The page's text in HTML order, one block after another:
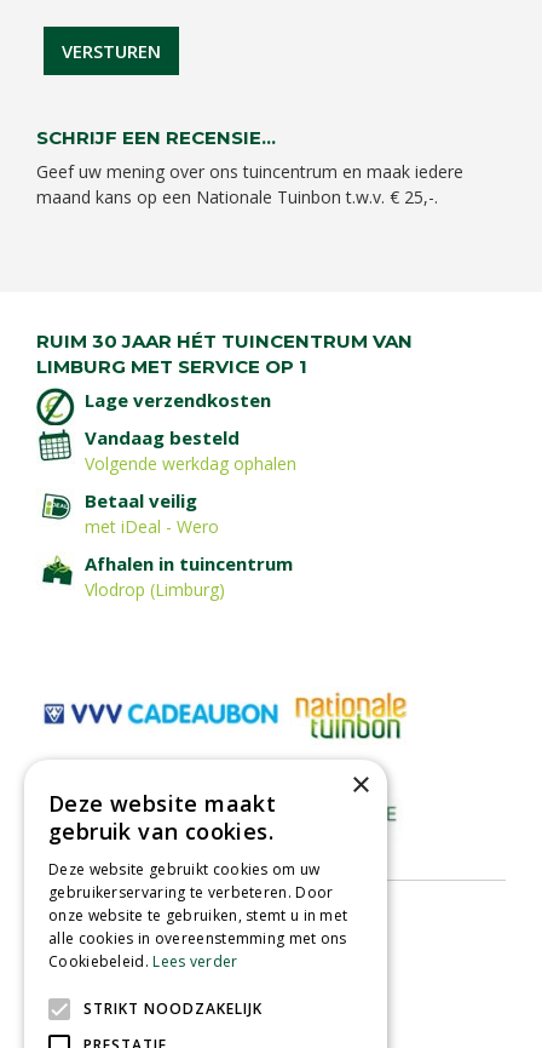
SCHRIJF EEN RECENSIE...
Geef uw mening over ons tuincentrum en maak iedere
maand kans op een Nationale Tuinbon t.w.v. € 25,-.
RUIM 30 JAAR HÉT TUINCENTRUM VAN
LIMBURG MET SERVICE OP 1
Lage verzendkosten
Vandaag besteld
Volgende werkdag ophalen
Betaal veilig
met iDeal - Wero
Afhalen in tuincentrum
Vlodrop (Limburg)
×
Deze website maakt
gebruik van cookies.
Deze website gebruikt cookies om uw
gebruikerservaring te verbeteren. Door
onze website te gebruiken, stemt u in met
alle cookies in overeenstemming met ons
Cookiebeleid.Lees verder
STRIKT NOODZAKELIJK